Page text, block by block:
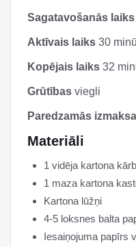
Sagatavošanās laiks
Aktīvais laiks 30
Kopējais laiks 32
Grūtības viegli
Paredzamās
Materiāli
1 vidēja kartona
1 maza kartona
Kartona lūžņi
4-5 loksnes balta
Iesaiņojuma papīrs